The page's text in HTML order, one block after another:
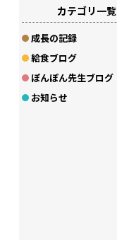
カテゴリ一覧
成長の記録
給食ブログ
ぽんぽん先生ブログ
お知らせ